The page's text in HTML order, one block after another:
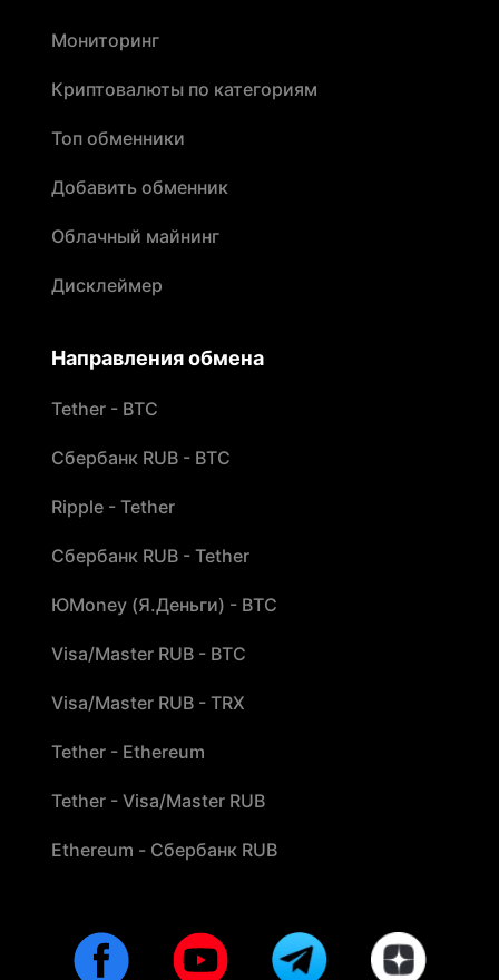
Мониторинг
Криптовалюты по категориям
Топ обменники
Добавить обменник
Облачный майнинг
Дисклеймер
Направления обмена
Tether - BTC
Сбербанк RUB - BTC
Ripple - Tether
Сбербанк RUB - Tether
ЮMoney (Я.Деньги) - BTC
Visa/Master RUB - BTC
Visa/Master RUB - TRX
Tether - Ethereum
Tether - Visa/Master RUB
Ethereum - Сбербанк RUB